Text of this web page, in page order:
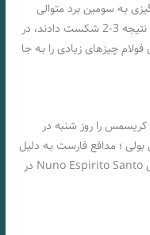
بـه سومین برد متوالی
خود رسیدند و ناتینگهام فارست 10 نفره رابا نتیجه 3-2 شکست دادند، در
در باخت خانگی 2-0 مقابل فولام چیزهای زیادی را بـه جا
کریسمس را روز شنبه در
بولی ؛ مدافع فارست بـه دلیل
دو تخلف قابل رزرو در 25 دقیقه ابتدایی بازی Nuno Espirito Santo در